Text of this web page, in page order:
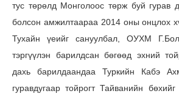
тус төрөлд Монголоос төрж буй гурав
болсон амжилтаараа 2014 оны онцлох
Тухайн үеийг сануулбал, ОУХМ
тэргүүлэн барилдсан бөгөөд эхний
дахь барилдаандаа Туркийн Кабэ
гуравдугаар тойрогт Тайванийн